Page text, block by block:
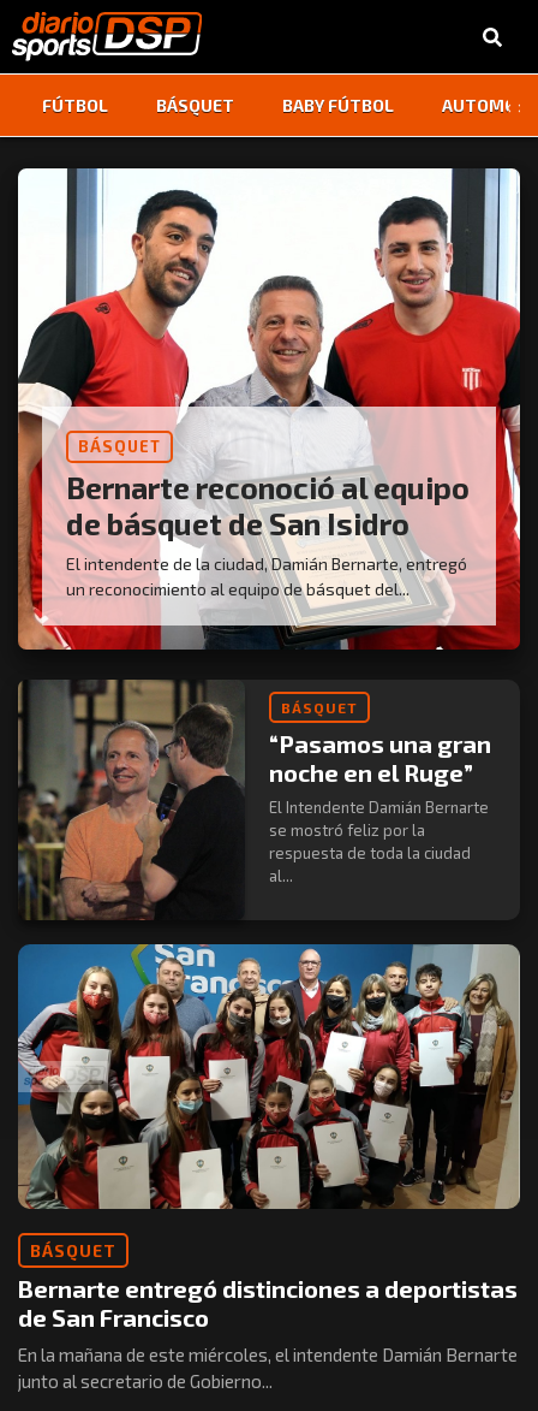
FÚTBOL BÁSQUET BABY FÚTBOL ‹ ›
BÁSQUET
Bernarte reconoció al equipo
de básquet de San Isidro
El intendente de la ciudad, Damián Bernarte, entregó
un reconocimiento al equipo de básquet del...
BÁSQUET
“Pasamos una gran
noche en el Ruge”
El Intendente Damián Bernarte
se mostró feliz por la
respuesta de toda la ciudad
al...
BÁSQUET
Bernarte entregó distinciones a deportistas
de San Francisco
En la mañana de este miércoles, el intendente Damián Bernarte
junto al secretario de Gobierno...